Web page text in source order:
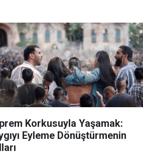
Korkusuyla Yaşamak:
Eyleme Dönüştürmenin